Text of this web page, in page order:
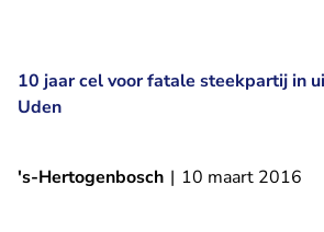
10 jaar cel voor fatale steekpartij in
Uden
's-Hertogenbosch | 10 maart 2016